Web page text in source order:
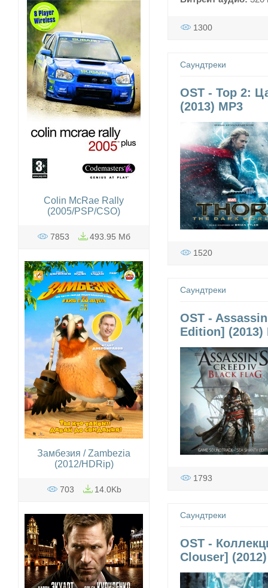
1300
Саундтреки
OST - Тор 2:
(2013) MP3
1520
Саундтреки
OST -
Edition] (2013)
1793
Саундтреки
OST -
Clouser]
Colin McRae Rally
(2005/PSP/CSO)
7853 493.95 Мб
Замбезия / Zambezia
(2012/HDRip)
703 14.0Kb